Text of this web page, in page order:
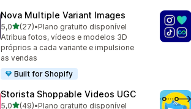
Nova Multiple Variant Images
5,0de 5 estrelas
(27)
27 avaliações ao todo
•Plano gratuito disponível
Atribua fotos, vídeos e modelos 3D
próprios a cada variante e impulsione
as vendas
Built for Shopify
Storista Shoppable Videos UGC
5,0de 5 estrelas
(49)•Plano gratuito disponível